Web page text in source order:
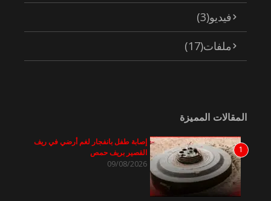
فيديو(3)
ملفات(17)
المقالات المميزة
1
إصابة طفل بانفجار لغم أرضي في ريف
القصير بريف حمص
09/08/2026